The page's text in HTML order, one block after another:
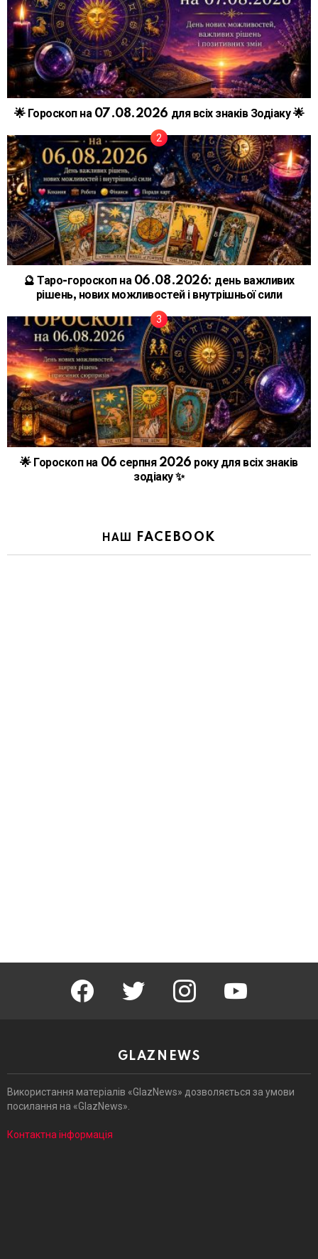
🌟 Гороскоп на 07.08.2026 для всіх знаків Зодіаку 🌟
🔮 Таро-гороскоп на 06.08.2026: день важливих
рішень, нових можливостей і внутрішньої сили
🌟 Гороскоп на 06 серпня 2026 року для всіх знаків
зодіаку ✨
НАШ FACEBOOK
facebook twitter instagram
GLAZNEWS
Використання матеріалів «GlazNews» дозволяється за умови
посилання на «GlazNews».
Контактна інформація